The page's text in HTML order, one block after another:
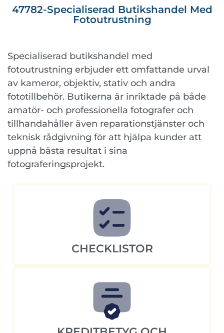
47782-Specialiserad Butikshandel Med
Fotoutrustning
Specialiserad butikshandel med
fotoutrustning erbjuder ett omfattande urval
av kameror, objektiv, stativ och andra
fototillbehör. Butikerna är inriktade på både
amatör- och professionella fotografer och
tillhandahåller även reparationstjänster och
teknisk rådgivning för att hjälpa kunder att
uppnå bästa resultat i sina
fotograferingsprojekt.
CHECKLISTOR